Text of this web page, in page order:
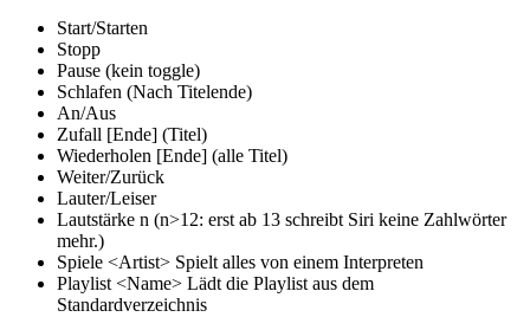
Start/Starten
Stopp
Pause (kein toggle)
Schlafen (Nach Titelende)
An/Aus
Zufall [Ende] (Titel)
Wiederholen [Ende] (alle Titel)
Weiter/Zurück
Lauter/Leiser
Lautstärke n (n>12: erst ab 13 schreibt Siri keine Zahlwörter
mehr.)
Spiele <Artist> Spielt alles von einem Interpreten
Playlist <Name> Lädt die Playlist aus dem
Standardverzeichnis